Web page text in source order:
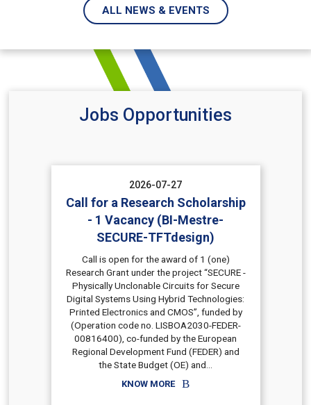
ALL NEWS & EVENTS NOTÍCIA/EVENTO
Jobs Opportunities
Call for a Research Scholarship
- 1 Vacancy (BI-Mestre-
SECURE-TFTdesign)
2026-07-27
Call is open for the award of 1 (one)
Research Grant under the project “SECURE -
Physically Unclonable Circuits for Secure
Digital Systems Using Hybrid Technologies:
Printed Electronics and CMOS”, funded by
(Operation code no. LISBOA2030-FEDER-
00816400), co-funded by the European
Regional Development Fund (FEDER) and
the State Budget (OE) and...
KNOW MORE